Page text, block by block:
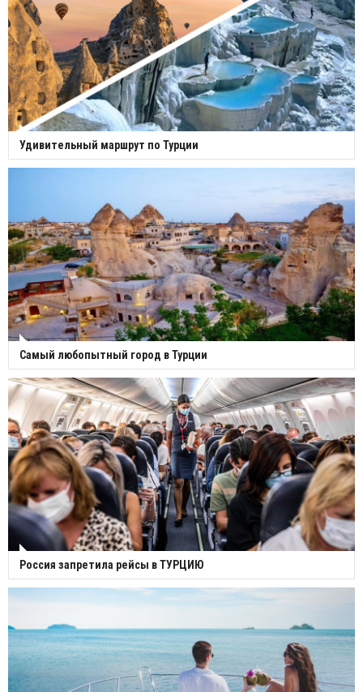
Удивительный маршрут по Турции
Самый любопытный город в Турции
Россия запретила рейсы в ТУРЦИЮ